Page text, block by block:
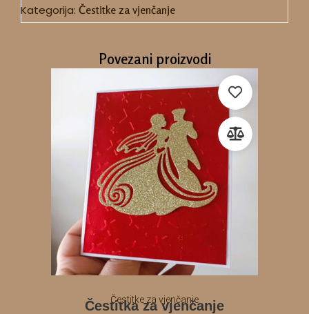
Kategorija: Čestitke za vjenčanje
Povezani proizvodi
Čestitke za vjenčanje
Čestitka za vjenčanje